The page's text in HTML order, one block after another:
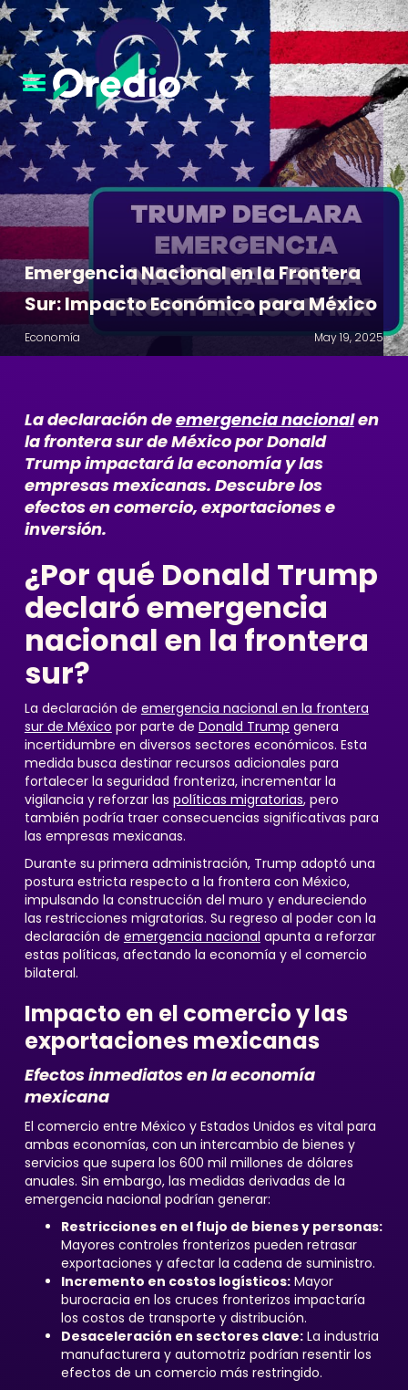
Emergencia Nacional en la Frontera
Sur: Impacto Económico para México
Economía May 19, 2025
La declaración deemergencia nacionalen
la frontera sur de México por Donald
Trump impactará la economía y las
empresas mexicanas. Descubre los
efectos en comercio, exportaciones e
inversión.
¿Por qué Donald Trump
declaró emergencia
nacional en la frontera
sur?
La declaración de emergencia nacional en la frontera
sur de México por parte de Donald Trump genera
incertidumbre en diversos sectores económicos. Esta
medida busca destinar recursos adicionales para
fortalecer la seguridad fronteriza, incrementar la
vigilancia y reforzar las políticas migratorias, pero
también podría traer consecuencias significativas para
las empresas mexicanas.
Durante su primera administración, Trump adoptó una
postura estricta respecto a la frontera con México,
impulsando la construcción del muro y endureciendo
las restricciones migratorias. Su regreso al poder con la
declaración de emergencia nacional apunta a reforzar
estas políticas, afectando la economía y el comercio
bilateral.
Impacto en el comercio y las
exportaciones mexicanas
Efectos inmediatos en la economía
mexicana
El comercio entre México y Estados Unidos es vital para
ambas economías, con un intercambio de bienes y
servicios que supera los 600 mil millones de dólares
anuales. Sin embargo, las medidas derivadas de la
emergencia nacional podrían generar:
Restricciones en el flujo de bienes y personas:
Mayores controles fronterizos pueden retrasar
exportaciones y afectar la cadena de suministro.
Incremento en costos logísticos:Mayor
burocracia en los cruces fronterizos impactaría
los costos de transporte y distribución.
Desaceleración en sectores clave:La industria
manufacturera y automotriz podrían resentir los
efectos de un comercio más restringido.